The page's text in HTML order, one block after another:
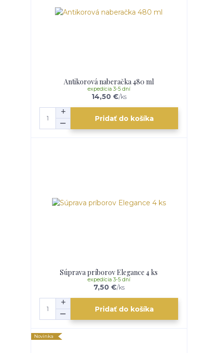
Antikorová naberačka 480 ml
14,50 €/ks
expedícia 3-5 dní
Pridať do košíka
Súprava príborov Elegance 4 ks
7,50 €/ks
expedícia 3-5 dní
Pridať do košíka
Novinka